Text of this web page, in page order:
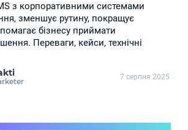
з корпоративними системами
зменшує рутину, покращує
бізнесу приймати
Переваги, кейси, технічні
7 серпня 2025